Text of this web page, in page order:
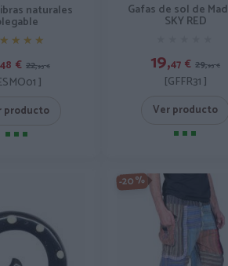
naturales
48 € 22,95 €
]
producto
Gafas de sol de
SKY RED
19,47 € 29,95 €
[GFFR31 ]
Ver producto
-20%